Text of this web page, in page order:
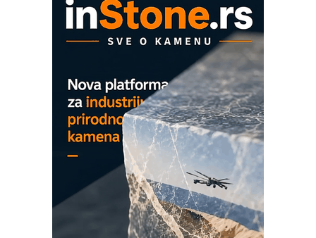
EVOKS Maintenance Management
ROSA i SCHUNK podižu proizvodnju
Detekcija različitih oblika